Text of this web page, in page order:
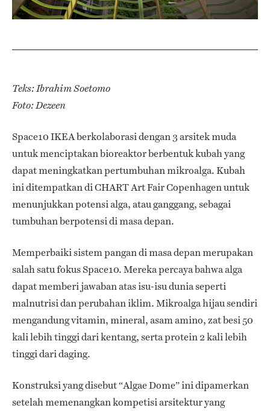
Teks: Ibrahim Soetomo
Foto: Dezeen
Space10 IKEA berkolaborasi dengan 3 arsitek muda
untuk menciptakan bioreaktor berbentuk kubah yang
dapat meningkatkan pertumbuhan mikroalga. Kubah
ini ditempatkan di CHART Art Fair Copenhagen untuk
menunjukkan potensi alga, atau ganggang, sebagai
tumbuhan berpotensi di masa depan.
Memperbaiki sistem pangan di masa depan merupakan
salah satu fokus Space10. Mereka percaya bahwa alga
dapat memberi jawaban atas isu-isu dunia seperti
malnutrisi dan perubahan iklim. Mikroalga hijau sendiri
mengandung vitamin, mineral, asam amino, zat besi 50
kali lebih tinggi dari kentang, serta protein 2 kali lebih
tinggi dari daging.
Konstruksi yang disebut “Algae Dome” ini dipamerkan
setelah memenangkan kompetisi arsitektur yang